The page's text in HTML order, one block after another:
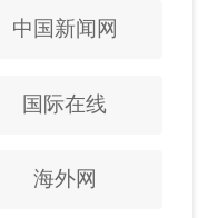
中国新闻网
国际在线
海外网